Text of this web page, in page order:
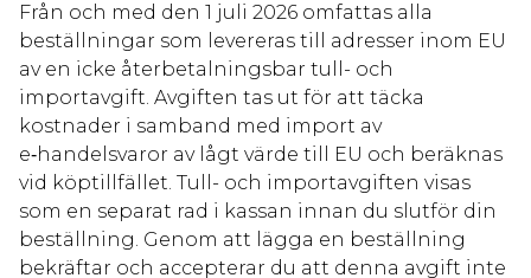
Från och med den 1 juli 2026 omfattas alla
beställningar som levereras till adresser inom EU
av en icke återbetalningsbar tull- och
importavgift. Avgiften tas ut för att täcka
kostnader i samband med import av
e‑handelsvaror av lågt värde till EU och beräknas
vid köptillfället. Tull- och importavgiften visas
som en separat rad i kassan innan du slutför din
beställning. Genom att lägga en beställning
bekräftar och accepterar du att denna avgift inte